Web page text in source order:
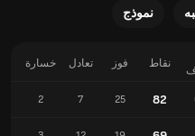
نموذج
نقاط فوز تعادل خسارة
82
25
7
2